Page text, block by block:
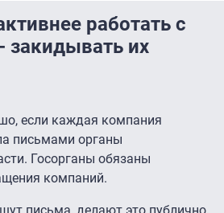
работать с
закидывать их
если каждая компания
письмами органы
Госорганы обязаны
компаний.